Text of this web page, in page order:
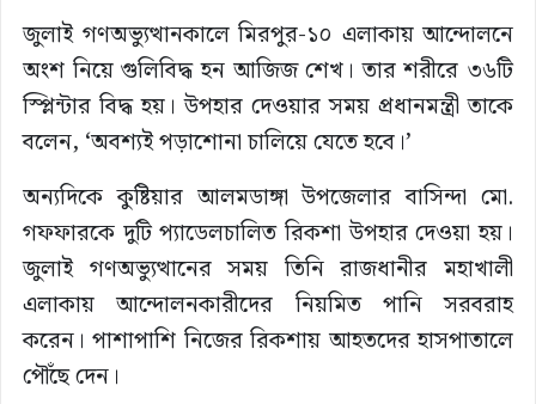
জুলাই গণঅভ্যুত্থানকালে মিরপুর-১০ এলাকায় আন্দোলনে
অংশ নিয়ে গুলিবিদ্ধ হন আজিজ শেখ। তার শরীরে ৩৬টি
স্প্লিন্টার বিদ্ধ হয়। উপহার দেওয়ার সময় প্রধানমন্ত্রী তাকে
বলেন, ‘অবশ্যই পড়াশোনা চালিয়ে যেতে হবে।’
অন্যদিকে কুষ্টিয়ার আলমডাঙ্গা উপজেলার বাসিন্দা মো.
গফফারকে দুটি প্যাডেলচালিত রিকশা উপহার দেওয়া হয়।
জুলাই গণঅভ্যুত্থানের সময় তিনি রাজধানীর মহাখালী
এলাকায় আন্দোলনকারীদের নিয়মিত পানি সরবরাহ
করেন। পাশাপাশি নিজের রিকশায় আহতদের হাসপাতালে
পৌঁছে দেন।